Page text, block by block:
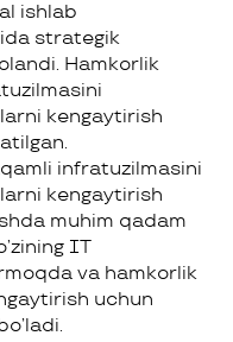
ishlab
strategik
Hamkorlik
kengaytirish
infratuzilmasini
kengaytirish
muhim qadam
IT
va hamkorlik
uchun